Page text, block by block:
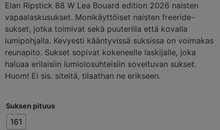
Elan Ripstick 88 W Lea Bouard edition 2026 naisten
vapaalaskusukset. Monikäyttöiset naisten freeride-
sukset, jotka toimivat sekä puuterilla että kovalla
lumipohjalla. Kevyesti kääntyvissä suksissa on voimakas
reunapito. Sukset sopivat kokeneelle laskijalle, joka
haluaa erilaisiin lumiolosuhteisiin soveltuvan sukset.
Huom! Ei sis. siteitä, tilaathan ne erikseen.
Suksen pituus
161